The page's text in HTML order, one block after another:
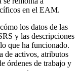
en el EAM.
los datos de las
y las descripciones
que ha funcionado.
de activos, atributos
órdenes de trabajo y